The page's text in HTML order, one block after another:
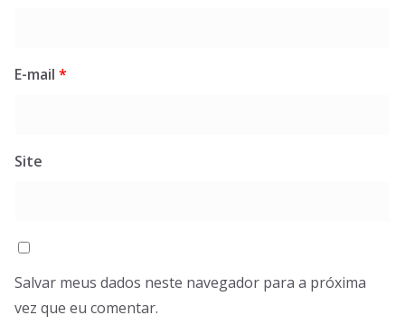
E-mail *
Site
Salvar meus dados neste navegador para a próxima
vez que eu comentar.